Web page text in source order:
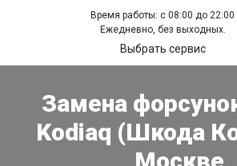
Время работы: с 08:00 до 22:00
Ежедневно, без выходных.
Выбрать сервис
Замена
Kodiaq (Шкода